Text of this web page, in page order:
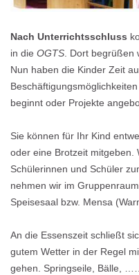
Nach Unterrichtsschluss
in die OGTS. Dort begrüßen
Nun haben die Kinder Zeit
beginnt oder Projekte
Sie können für Ihr Kind
oder eine Brotzeit mitgeben.
Schülerinnen und Schüler
nehmen wir im
Speisesaal bzw. Mensa
An die Essenszeit schließt
gutem Wetter in der Regel
gehen. Springseile, Bälle,